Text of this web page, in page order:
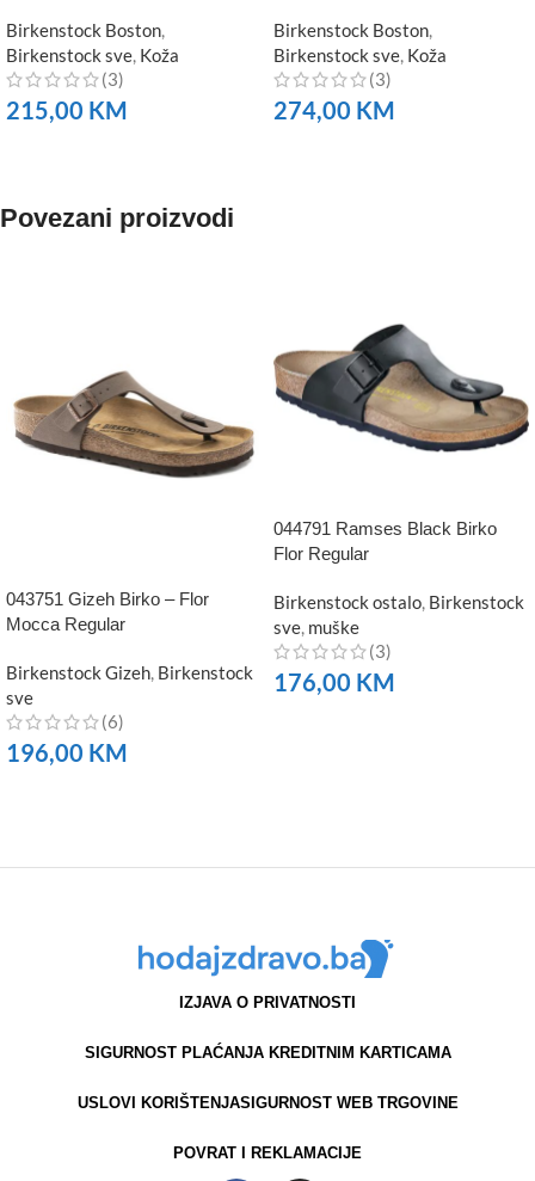
Birkenstock Boston
Birkenstock sve Koža
(3)
215,00 KM
Birkenstock Boston
Birkenstock sve Koža
(3)
274,00 KM
Povezani proizvodi
043751 Gizeh Birko – Flor
Mocca Regular
Birkenstock Gizeh, Birkenstock
sve
(6)
196,00 KM
044791 Ramses Black Birko
Flor Regular
Birkenstock ostalo Birkenstock
sve muške
(3)
176,00 KM
IZJAVA O PRIVATNOSTI
SIGURNOST PLAĆANJA KREDITNIM KARTICAMA
USLOVI KORIŠTENJASIGURNOST WEB TRGOVINE
POVRAT I REKLAMACIJE